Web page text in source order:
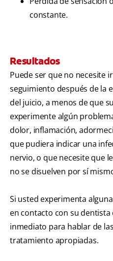
constante.
Resultados
Puede ser que no necesite
seguimiento después de la
del juicio, a menos de que
experimente algún
dolor, inflamación,
que pudiera indicar una
nervio, o que necesite que
no se disuelven por sí
Si usted experimenta
en contacto con su
inmediato para hablar de
tratamiento apropiadas.